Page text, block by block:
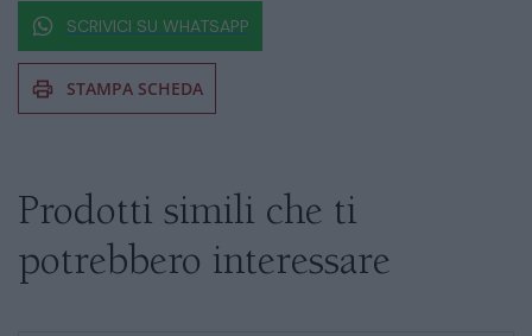
SCRIVICI SU WHATSAPP
STAMPA SCHEDA
esitate a chiedere informazioni
Prodotti simili che ti
potrebbero interessare